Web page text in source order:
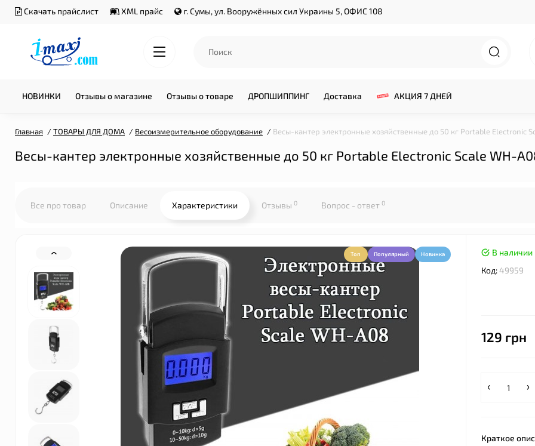
Скачать прайслист XML прайс г. Сумы, ул. Вооружённых сил Украины 5, ОФИС 108
НОВИНКИ Отзывы о магазине Отзывы о товаре ДРОПШИППИНГ Доставка АКЦИЯ 7 ДНЕЙ
Главная ТОВАРЫ ДЛЯ ДОМА Весоизмерительное оборудование Весы-кантер электронные хозяйственные до 50 кг Portable Electronic
Весы-кантер электронные хозяйственные до 50 кг Portable Electronic Scale WH-
Все про товар Описание Характеристики Отзывы 0 Вопрос - ответ 0
Топ Популярный Новинка
В наличии
Код:49959
129 грн
Краткое